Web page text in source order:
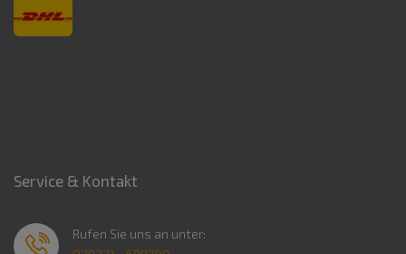
Service & Kontakt
Rufen Sie uns an unter: